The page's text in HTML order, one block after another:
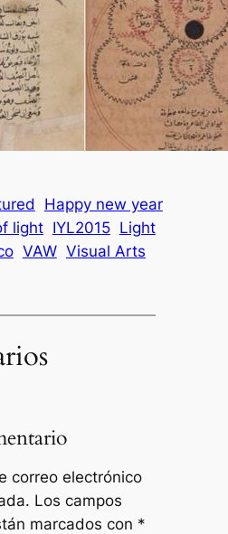
Happy new year
light IYL2015 Light
VAW Visual Arts
correo electrónico
Los campos
marcados con *